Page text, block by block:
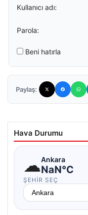
Kullanıcı adı:
Parola:
Beni hatırla
Paylaş:
Hava Durumu
☁Ankara
NaN°C
ŞEHIR SEÇ